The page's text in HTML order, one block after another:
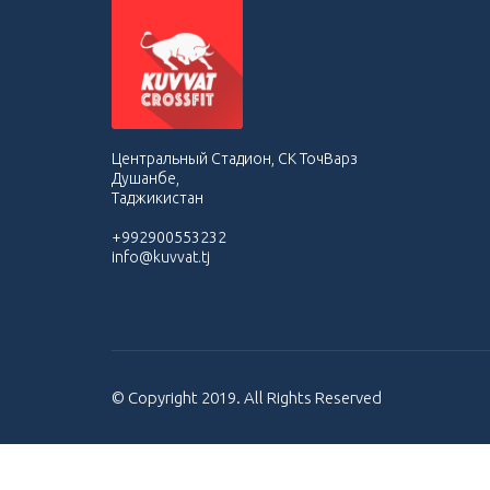
Центральный Стадион, СК ТочВарз
Душанбе,
Таджикистан
+992900553232
info@kuvvat.tj
© Copyright 2019. All Rights Reserved